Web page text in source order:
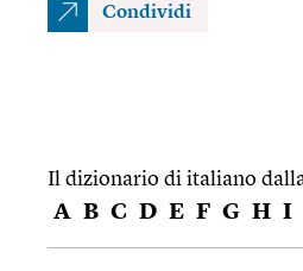
Condividi
Il dizionario di italiano
A B C D E F G H I